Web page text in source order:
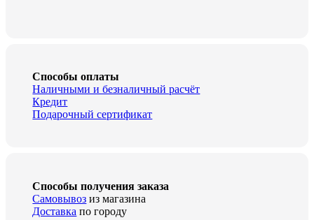
Способы оплаты
Наличными и безналичный расчёт
Кредит
Подарочный сертификат
Способы получения заказа
Самовывоз из магазина
Доставка по городу